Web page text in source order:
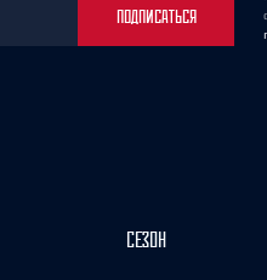
ПОДПИСАТЬСЯ
СЕЗОН